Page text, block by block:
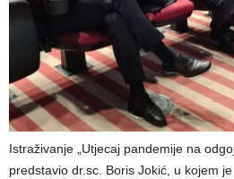
Istraživanje „Utjecaj pandemije na
predstavio dr.sc. Boris Jokić, u kojem